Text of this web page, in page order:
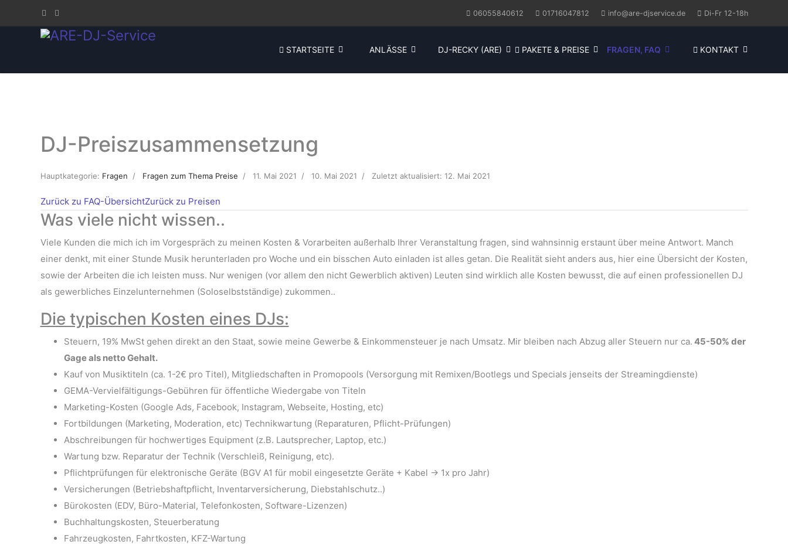
06055840612 01716047812 info@are-djservice.de Di-Fr 12-18h
STARTSEITE ANLÄSSE DJ-RECKY (ARE) PAKETE & PREISE FRAGEN, FAQ KONTAKT
DJ-Preiszusammensetzung
Hauptkategorie: Fragen Fragen zum Thema Preise 11. Mai 2021 10. Mai 2021 Zuletzt aktualisiert: 12. Mai 2021
Zurück zu FAQ-ÜbersichtZurück zu Preisen
Was viele nicht wissen..
Viele Kunden die mich ich im Vorgespräch zu meinen Kosten & Vorarbeiten außerhalb Ihrer Veranstaltung fragen, sind wahnsinnig erstaunt über meine Antwort. Manch
einer denkt, mit einer Stunde Musik herunterladen pro Woche und ein bisschen Auto einladen ist alles getan. Die Realität sieht anders aus, hier eine Übersicht der Kosten,
sowie der Arbeiten die ich leisten muss. Nur wenigen (vor allem den nicht Gewerblich aktiven) Leuten sind wirklich alle Kosten bewusst, die auf einen professionellen DJ
als gewerbliches Einzelunternehmen (Soloselbstständige) zukommen..
Die typischen Kosten eines DJs:
Steuern, 19% MwSt gehen direkt an den Staat, sowie meine Gewerbe & Einkommensteuer je nach Umsatz. Mir bleiben nach Abzug aller Steuern nur ca. 45-50% der
Gage als netto Gehalt.
Kauf von Musiktiteln (ca. 1-2€ pro Titel), Mitgliedschaften in Promopools (Versorgung mit Remixen/Bootlegs und Specials jenseits der Streamingdienste)
GEMA-Vervielfältigungs-Gebühren für öffentliche Wiedergabe von Titeln
Marketing-Kosten (Google Ads, Facebook, Instagram, Webseite, Hosting, etc)
Fortbildungen (Marketing, Moderation, etc) Technikwartung (Reparaturen, Pflicht-Prüfungen)
Abschreibungen für hochwertiges Equipment (z.B. Lautsprecher, Laptop, etc.)
Wartung bzw. Reparatur der Technik (Verschleiß, Reinigung, etc).
Pflichtprüfungen für elektronische Geräte (BGV A1 für mobil eingesetzte Geräte + Kabel -> 1x pro Jahr)
Versicherungen (Betriebshaftpflicht, Inventarversicherung, Diebstahlschutz..)
Bürokosten (EDV, Büro-Material, Telefonkosten, Software-Lizenzen)
Buchhaltungskosten, Steuerberatung
Fahrzeugkosten, Fahrtkosten, KFZ-Wartung